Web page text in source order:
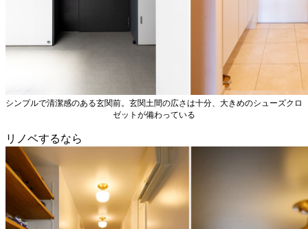
シンプルで清潔感のある玄関前。玄関土間の広さは十分、大きめのシューズクロ
ゼットが備わっている
リノベするなら